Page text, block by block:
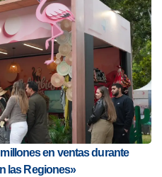
en ventas durante
las Regiones»